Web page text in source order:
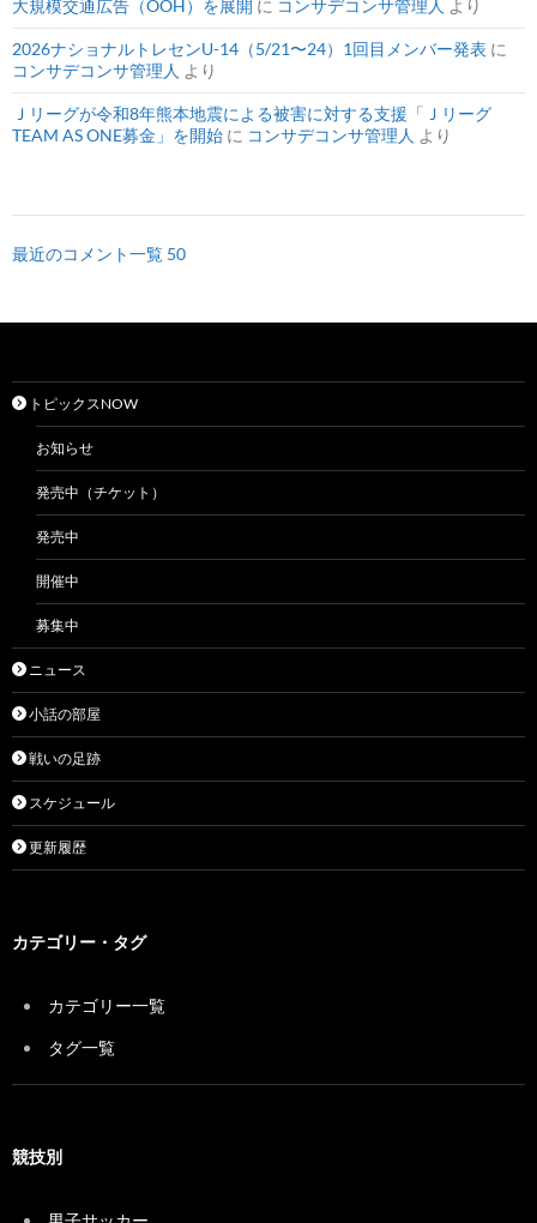
大規模交通広告（OOH）を展開 に コンサデコンサ管理人 より
2026ナショナルトレセンU-14（5/21〜24）1回目メンバー発表 に
コンサデコンサ管理人 より
Ｊリーグが令和8年熊本地震による被害に対する支援「Ｊリーグ
TEAM AS ONE募金」を開始 に コンサデコンサ管理人 より
最近のコメント一覧 50
トピックスNOW
お知らせ
発売中（チケット）
発売中
開催中
募集中
ニュース
小話の部屋
戦いの足跡
スケジュール
更新履歴
カテゴリー・タグ
カテゴリー一覧
タグ一覧
競技別